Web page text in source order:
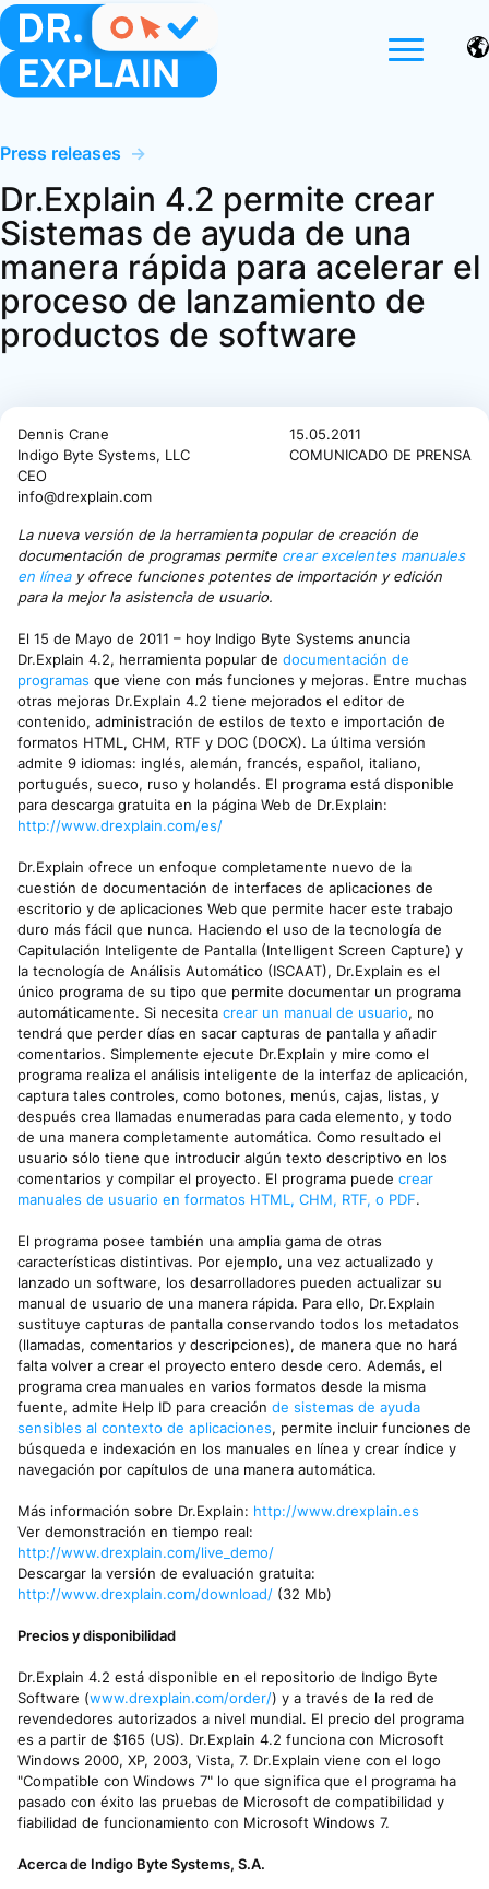
Press releases →
Dr.Explain 4.2 permite crear
Sistemas de ayuda de una
manera rápida para acelerar el
proceso de lanzamiento de
productos de software
15.05.2011
COMUNICADO DE PRENSA
Dennis Crane
Indigo Byte Systems, LLC
CEO
info@drexplain.com
La nueva versión de la herramienta popular de creación de
documentación de programas permite crear excelentes manuales
en líneay ofrece funciones potentes de importación y edición
para la mejor la asistencia de usuario.
El 15 de Mayo de 2011 – hoy Indigo Byte Systems anuncia
Dr.Explain 4.2, herramienta popular de documentación de
programas que viene con más funciones y mejoras. Entre muchas
otras mejoras Dr.Explain 4.2 tiene mejorados el editor de
contenido, administración de estilos de texto e importación de
formatos HTML, CHM, RTF y DOC (DOCX). La última versión
admite 9 idiomas: inglés, alemán, francés, español, italiano,
portugués, sueco, ruso y holandés. El programa está disponible
para descarga gratuita en la página Web de Dr.Explain:
http://www.drexplain.com/es/
Dr.Explain ofrece un enfoque completamente nuevo de la
cuestión de documentación de interfaces de aplicaciones de
escritorio y de aplicaciones Web que permite hacer este trabajo
duro más fácil que nunca. Haciendo el uso de la tecnología de
Capitulación Inteligente de Pantalla (Intelligent Screen Capture) y
la tecnología de Análisis Automático (ISCAAT), Dr.Explain es el
único programa de su tipo que permite documentar un programa
automáticamente. Si necesita crear un manual de usuario, no
tendrá que perder días en sacar capturas de pantalla y añadir
comentarios. Simplemente ejecute Dr.Explain y mire como el
programa realiza el análisis inteligente de la interfaz de aplicación,
captura tales controles, como botones, menús, cajas, listas, y
después crea llamadas enumeradas para cada elemento, y todo
de una manera completamente automática. Como resultado el
usuario sólo tiene que introducir algún texto descriptivo en los
comentarios y compilar el proyecto. El programa puede crear
manuales de usuario en formatos HTML, CHM, RTF, o PDF.
El programa posee también una amplia gama de otras
características distintivas. Por ejemplo, una vez actualizado y
lanzado un software, los desarrolladores pueden actualizar su
manual de usuario de una manera rápida. Para ello, Dr.Explain
sustituye capturas de pantalla conservando todos los metadatos
(llamadas, comentarios y descripciones), de manera que no hará
falta volver a crear el proyecto entero desde cero. Además, el
programa crea manuales en varios formatos desde la misma
fuente, admite Help ID para creación de sistemas de ayuda
sensibles al contexto de aplicaciones, permite incluir funciones de
búsqueda e indexación en los manuales en línea y crear índice y
navegación por capítulos de una manera automática.
Más información sobre Dr.Explain: http://www.drexplain.es
Ver demonstración en tiempo real:
http://www.drexplain.com/live_demo/
Descargar la versión de evaluación gratuita:
http://www.drexplain.com/download/ (32 Mb)
Precios y disponibilidad
Dr.Explain 4.2 está disponible en el repositorio de Indigo Byte
Software (www.drexplain.com/order/) y a través de la red de
revendedores autorizados a nivel mundial. El precio del programa
es a partir de $165 (US). Dr.Explain 4.2 funciona con Microsoft
Windows 2000, XP, 2003, Vista, 7. Dr.Explain viene con el logo
"Compatible con Windows 7" lo que significa que el programa ha
pasado con éxito las pruebas de Microsoft de compatibilidad y
fiabilidad de funcionamiento con Microsoft Windows 7.
Acerca de Indigo Byte Systems, S.A.